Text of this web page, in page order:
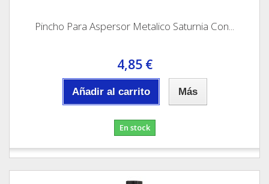
Pincho Para Aspersor Metalico Saturnia Con...
4,85 €
Añadir al carrito Más
En stock